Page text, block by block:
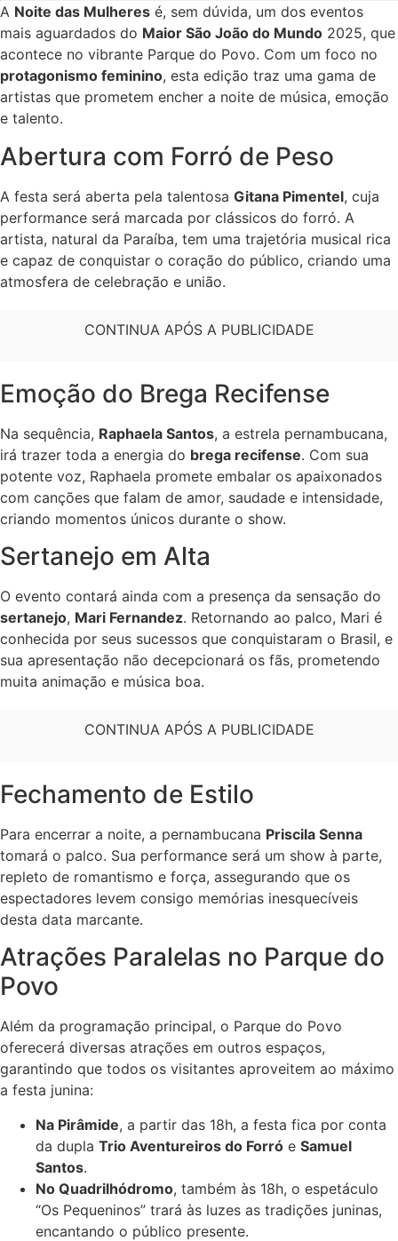
A Noite das Mulheres é, sem dúvida, um dos eventos
mais aguardados do Maior São João do Mundo 2025, que
acontece no vibrante Parque do Povo. Com um foco no
protagonismo feminino, esta edição traz uma gama de
artistas que prometem encher a noite de música, emoção
e talento.
Abertura com Forró de Peso
A festa será aberta pela talentosa Gitana Pimentel, cuja
performance será marcada por clássicos do forró. A
artista, natural da Paraíba, tem uma trajetória musical rica
e capaz de conquistar o coração do público, criando uma
atmosfera de celebração e união.
CONTINUA APÓS A PUBLICIDADE
Emoção do Brega Recifense
Na sequência, Raphaela Santos, a estrela pernambucana,
irá trazer toda a energia do brega recifense. Com sua
potente voz, Raphaela promete embalar os apaixonados
com canções que falam de amor, saudade e intensidade,
criando momentos únicos durante o show.
Sertanejo em Alta
O evento contará ainda com a presença da sensação do
sertanejo, Mari Fernandez. Retornando ao palco, Mari é
conhecida por seus sucessos que conquistaram o Brasil, e
sua apresentação não decepcionará os fãs, prometendo
muita animação e música boa.
CONTINUA APÓS A PUBLICIDADE
Fechamento de Estilo
Para encerrar a noite, a pernambucana Priscila Senna
tomará o palco. Sua performance será um show à parte,
repleto de romantismo e força, assegurando que os
espectadores levem consigo memórias inesquecíveis
desta data marcante.
Atrações Paralelas no Parque do
Povo
Além da programação principal, o Parque do Povo
oferecerá diversas atrações em outros espaços,
garantindo que todos os visitantes aproveitem ao máximo
a festa junina:
Na Pirâmide, a partir das 18h, a festa fica por conta
da dupla Trio Aventureiros do Forró e Samuel
Santos.
No Quadrilhódromo, também às 18h, o espetáculo
“Os Pequeninos” trará às luzes as tradições juninas,
encantando o público presente.